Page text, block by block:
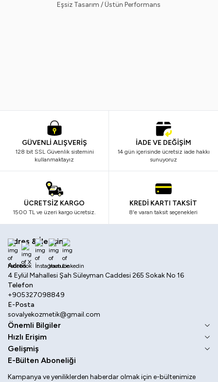
Eşsiz Tasarım / Üstün Performans
GÜVENLİ ALIŞVERİŞ
128 bit SSL Güvenlik sistemini
kullanmaktayız
İADE VE DEĞİŞİM
14 gün içerisinde ücretsiz iade hakkı
sunuyoruz
ÜCRETSİZ KARGO
1500 TL ve üzeri kargo ücretsiz.
KREDİ KARTI TAKSİT
8'e varan taksit seçenekleri
Adres & İletişim
Adres
4 Eylül Mahallesi Şah Süleyman Caddesi 265 Sokak No 16
Telefon
+905327098849
E-Posta
sovalyekozmetik@gmail.com
Facebook
X İnstagram
Youtube
Önemli Bilgiler
Hızlı Erişim
Gelişmiş
E-Bülten Aboneliği
Kampanya ve yeniliklerden haberdar olmak için e-bültenimize